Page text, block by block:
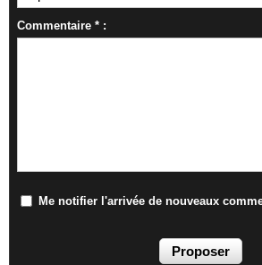
Commentaire * :
Me notifier l'arrivée de nouveaux